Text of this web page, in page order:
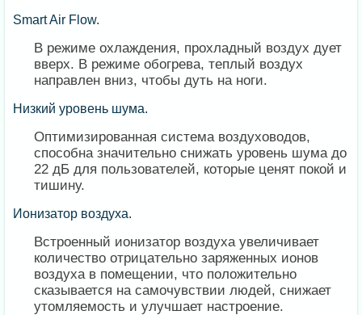
Smart Air Flow.
В режиме охлаждения, прохладный воздух дует
вверх. В режиме обогрева, теплый воздух
направлен вниз, чтобы дуть на ноги.
Низкий уровень шума.
Оптимизированная система воздуховодов,
способна значительно снижать уровень шума до
22 дБ для пользователей, которые ценят покой и
тишину.
Ионизатор воздуха.
Встроенный ионизатор воздуха увеличивает
количество отрицательно заряженных ионов
воздуха в помещении, что положительно
сказывается на самочувствии людей, снижает
утомляемость и улучшает настроение.